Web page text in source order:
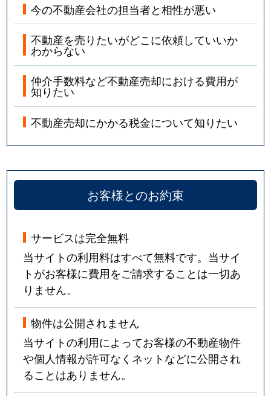
今の不動産会社の担当者と相性が悪い
不動産を売りたいがどこに依頼していいか
わからない
仲介手数料など不動産売却における費用が
知りたい
不動産売却にかかる税金について知りたい
お客様とのお約束
サービスは完全無料
当サイトの利用料はすべて無料です。当サイ
トがお客様に費用をご請求することは一切あ
りません。
物件は公開されません
当サイトの利用によってお客様の不動産物件
や個人情報が許可なくネットなどに公開され
ることはありません。